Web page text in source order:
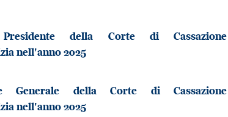
della Corte di Cassazione
nell'anno 2025
Generale della Corte di Cassazione
nell'anno 2025